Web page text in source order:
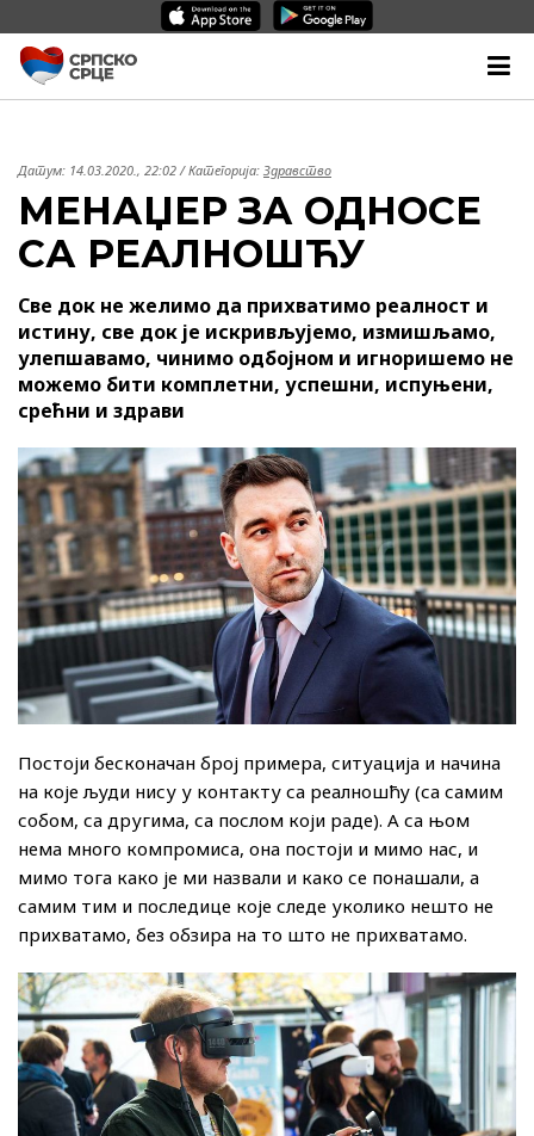
Датум: 14.03.2020., 22:02/ Категорија: Здравство
МЕНАЏЕР ЗА ОДНОСЕ
СА РЕАЛНОШЋУ
Све док не желимо да прихватимо реалност и
истину, све док је искривљујемо, измишљамо,
улепшавамо, чинимо одбојном и игноришемо не
можемо бити комплетни, успешни, испуњени,
срећни и здрави
Постоји бесконачан број примера, ситуација и начина
на које људи нису у контакту са реалношћу (са самим
собом, са другима, са послом који раде). А са њом
нема много компромиса, она постоји и мимо нас, и
мимо тога како је ми назвали и како се понашали, а
самим тим и последице које следе уколико нешто не
прихватамо, без обзира на то што не прихватамо.